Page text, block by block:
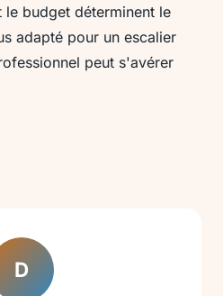
budget déterminent le
adapté pour un escalier
peut s'avérer
D